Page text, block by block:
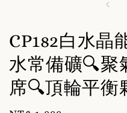
CP182白水晶
水常備礦🔍聚
席🔍頂輪平衡